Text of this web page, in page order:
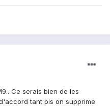
Ce serais bien de les
tant pis on supprime